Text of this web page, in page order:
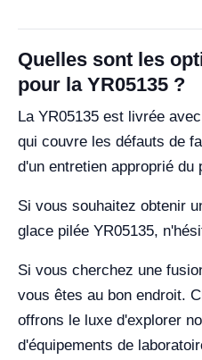
Quelles sont les
pour la YR05135 ?
La YR05135 est livrée
qui couvre les défauts de
d'un entretien approprié du
Si vous souhaitez obtenir
glace pilée YR05135,
Si vous cherchez une
vous êtes au bon endroit.
offrons le luxe d'explorer
d'équipements de